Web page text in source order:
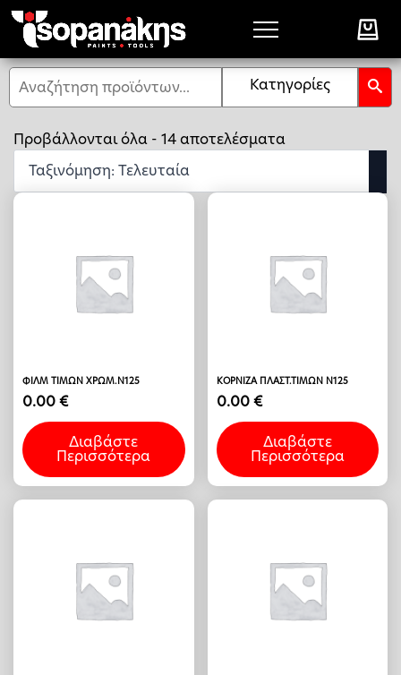
Αναζήτηση Κατηγορίες
Προβάλλονται όλα - 14 αποτελέσματαSorted
ΦΙΛΜ ΤΙΜΩΝ ΧΡΩΜ.Ν125
0.00€
Διαβάστε
Περισσότερα
ΚΟΡΝΙΖΑ ΠΛΑΣΤ.ΤΙΜΩΝ Ν125
0.00€
Διαβάστε
Περισσότερα